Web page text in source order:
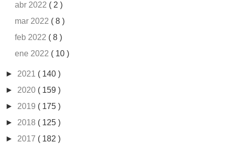
abr 2022 ( 2 )
mar 2022 ( 8 )
feb 2022 ( 8 )
ene 2022 ( 10 )
► 2021 ( 140 )
► 2020 ( 159 )
► 2019 ( 175 )
► 2018 ( 125 )
► 2017 ( 182 )